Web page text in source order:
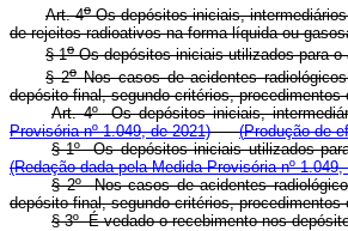
Art. 4oOs depósitos iniciais,
de rejeitos radioativos na forma líquida ou
§ 1oOs depósitos iniciais utilizados para o
§ 2oNos casos de acidentes
depósito final, segundo critérios,
Art. 4º Os depósitos iniciais,
Provisória nº 1.049, de 2021)
(Produção de
§ 1º Os depósitos iniciais utilizados
(Redação dada pela Medida Provisória nº 1.049,
§ 2º Nos casos de acidentes
depósito final, segundo critérios,
§ 3º É vedado o recebimento nos